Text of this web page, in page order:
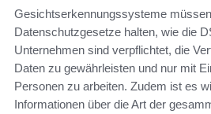
Gesichtserkennungssysteme
Datenschutzgesetze halten, wie die
Unternehmen sind verpflichtet, die
Daten zu gewährleisten und nur mit
Personen zu arbeiten. Zudem ist es
Informationen über die Art der